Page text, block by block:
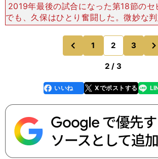
2019年最後の試合になった第18節のセ
でも、久保はひとり奮闘した。微妙な
試合は壊れかけていたが、彼は巧みな
ロールで相手のディフェンスを翻弄。
が、チーム最高
前
のページへ
1 2 3
2 / 3
faceboo
k
いいね Xでポストする
line